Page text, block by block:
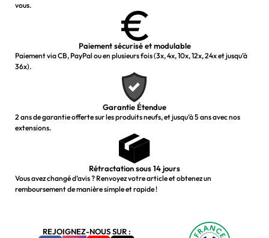
vous.
Paiement sécurisé et modulable
Paiement via CB, PayPal ou en plusieurs fois (3x, 4x, 10x, 12x, 24x et jusqu’à
36x).
Garantie Étendue
2 ans de garantie offerte sur les produits neufs, et jusqu’à 5 ans avec nos
extensions.
Rétractation sous 14 jours
Vous avez changé d’avis ? Renvoyez votre article et obtenez un
remboursement de manière simple et rapide !
REJOIGNEZ-NOUS SUR :